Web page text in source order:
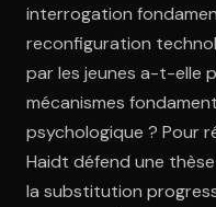
interrogation
reconfiguration
par les jeunes a-t-elle
mécanismes
psychologique ? Pour
Haidt défend une
la substitution